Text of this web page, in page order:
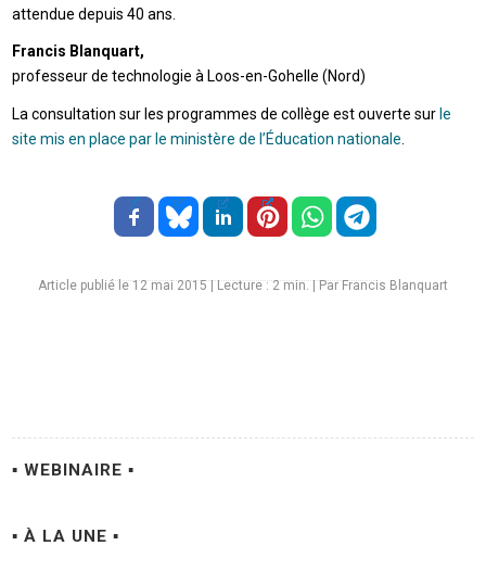
attendue depuis 40 ans.
Francis Blanquart,
professeur de technologie à Loos-en-Gohelle (Nord)
La consultation sur les programmes de collège est ouverte sur le
site mis en place par le ministère de l’Éducation nationale.
Article publié le 12 mai 2015|Lecture : 2 min. | Par Francis Blanquart
▪ WEBINAIRE ▪
▪ À LA UNE ▪